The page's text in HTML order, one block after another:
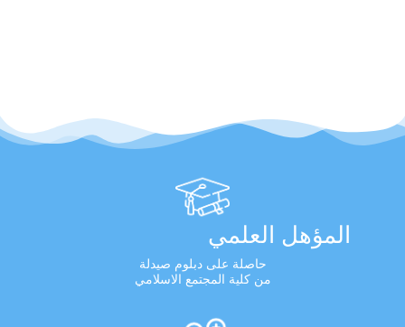
المؤهل العلمي
حاصلة على دبلوم صيدلة
من كلية المجتمع الاسلامي